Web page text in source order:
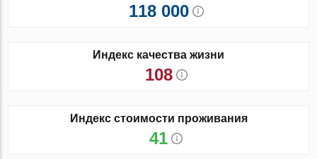
118 000
Индекс качества жизни
108
Индекс стоимости проживания
41